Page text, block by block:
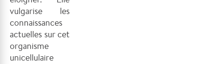
vulgarise les
connaissances
actuelles sur cet
organisme
unicellulaire